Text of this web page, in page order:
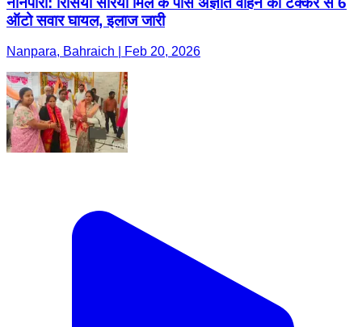
ऑटो सवार घायल, इलाज जारी
Nanpara, Bahraich | Feb 20, 2026